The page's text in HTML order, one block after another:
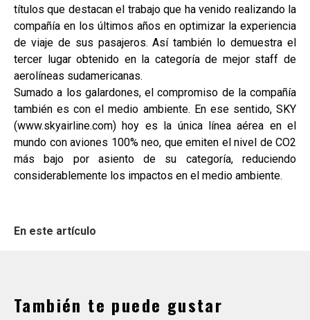
títulos que destacan el trabajo que ha venido realizando la
compañía en los últimos años en optimizar la experiencia
de viaje de sus pasajeros. Así también lo demuestra el
tercer lugar obtenido en la categoría de mejor staff de
aerolíneas sudamericanas.
Sumado a los galardones, el compromiso de la compañía
también es con el medio ambiente. En ese sentido, SKY
(www.skyairline.com) hoy es la única línea aérea en el
mundo con aviones 100% neo, que emiten el nivel de CO2
más bajo por asiento de su categoría, reduciendo
considerablemente los impactos en el medio ambiente.
En este artículo
También te puede gustar